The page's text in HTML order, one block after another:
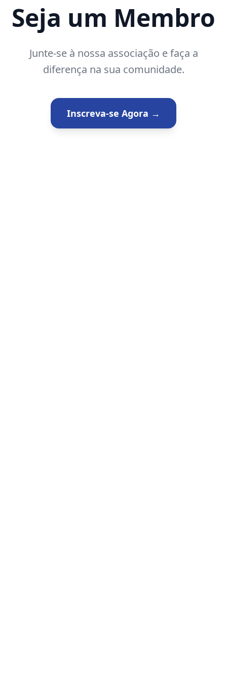
Seja um Membro
Junte-se à nossa associação e faça a
diferença na sua comunidade.
Inscreva-se Agora →